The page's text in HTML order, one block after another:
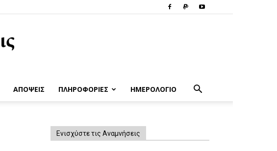
ΑΠΟΨΕΙΣ ΠΛΗΡΟΦΟΡΙΕΣ ΗΜΕΡΟΛΟΓΙΟ
Ενισχύστε τις Αναμνήσεις